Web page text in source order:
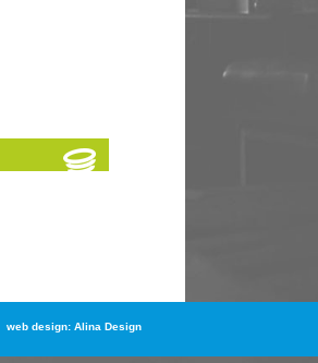
web design: Alina Design